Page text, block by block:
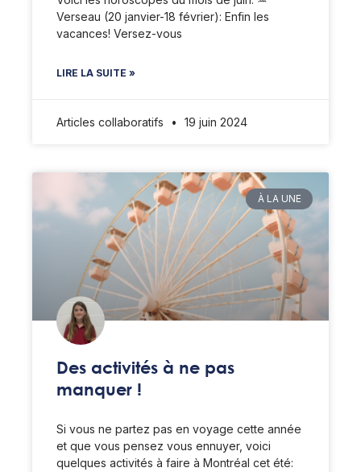
Verseau (20 janvier-18 février): Enfin les
vacances! Versez-vous
LIRE LA SUITE »
Articles collaboratifs 19 juin 2024
À LA UNE
Des activités à ne pas
manquer !
Si vous ne partez pas en voyage cette année
et que vous pensez vous ennuyer, voici
quelques activités à faire à Montréal cet été: